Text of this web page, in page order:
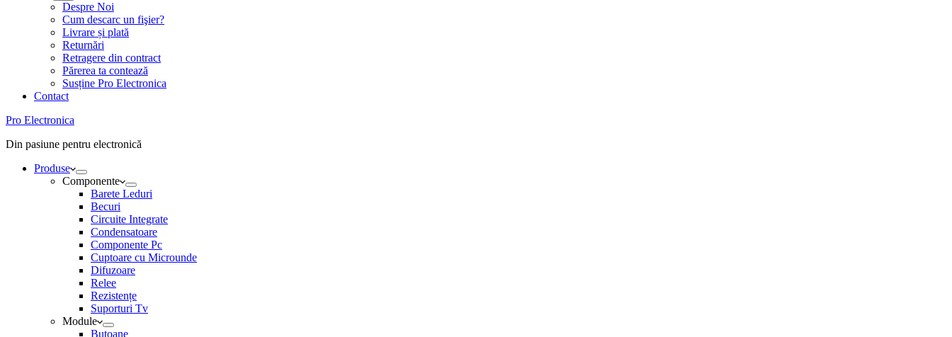
Despre Noi
Cum descarc un fişier?
Livrare și plată
Returnări
Retragere din contract
Părerea ta contează
Susține Pro Electronica
Contact
Pro Electronica
Din pasiune pentru electronică
Produse
Componente
Barete Leduri
Becuri
Circuite Integrate
Condensatoare
Componente Pc
Cuptoare cu Microunde
Difuzoare
Relee
Rezistențe
Suporturi Tv
Module
Butoane